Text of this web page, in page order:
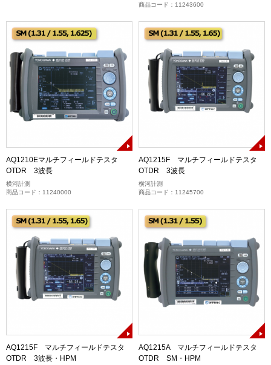
商品コード：11243600
AQ1210Eマルチフィールドテスタ
OTDR 3波長
横河計測
商品コード：11240000
AQ1215F マルチフィールドテスタ
OTDR 3波長
横河計測
商品コード：11245700
AQ1215F マルチフィールドテスタ
OTDR 3波長・HPM
AQ1215A マルチフィールドテスタ
OTDR SM・HPM